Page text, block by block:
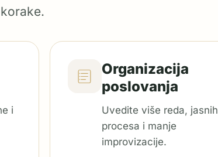
i
Organizacija
poslovanja
Uvedite više reda, jasnih
procesa i manje
improvizacije.